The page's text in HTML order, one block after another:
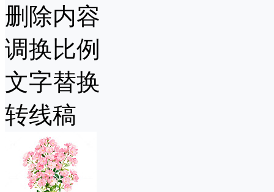
删除内容
调换比例
文字替换
转线稿